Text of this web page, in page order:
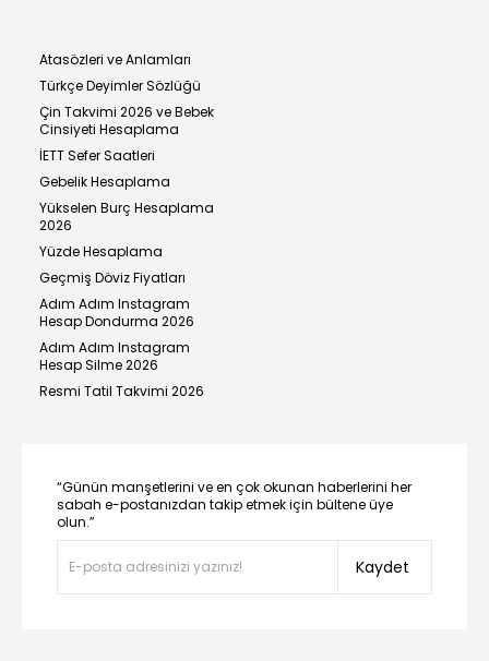
Atasözleri ve Anlamları
Türkçe Deyimler Sözlüğü
Çin Takvimi 2026 ve Bebek
Cinsiyeti Hesaplama
İETT Sefer Saatleri
Gebelik Hesaplama
Yükselen Burç Hesaplama
2026
Yüzde Hesaplama
Geçmiş Döviz Fiyatları
Adım Adım Instagram
Hesap Dondurma 2026
Adım Adım Instagram
Hesap Silme 2026
Resmi Tatil Takvimi 2026
“Günün manşetlerini ve en çok okunan haberlerini her
sabah e-postanızdan takip etmek için bültene üye
olun.”
Kaydet